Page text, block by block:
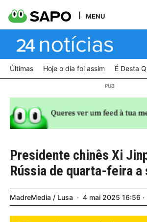
MENU
Últimas Hoje o dia foi assim É Desta
Presidente chinês Xi
Rússia de quarta-feira a
MadreMedia / Lusa 4 mai 2025 16:56